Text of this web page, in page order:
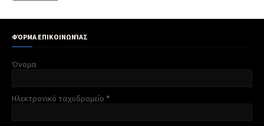
ΦΌΡΜΑ ΕΠΙΚΟΙΝΩΝΊΑΣ
Όνομα
Ηλεκτρονικό ταχυδρομείο *